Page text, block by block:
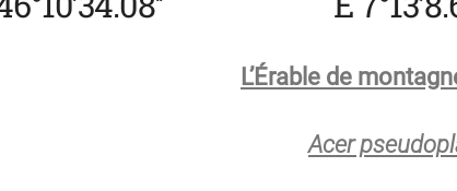
L’Érable de
Acer